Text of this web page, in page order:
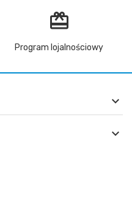
redeem
Program lojalnościowy

